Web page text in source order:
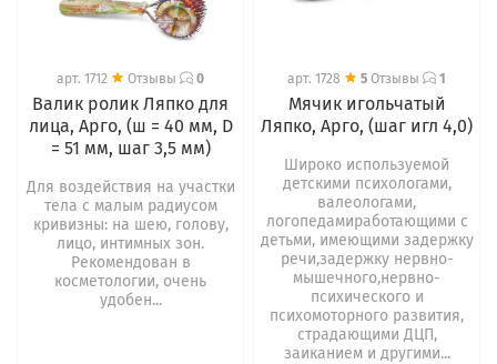
арт. 1712 Отзывы 0
Валик ролик Ляпко для
лица, Арго, (ш = 40 мм, D
= 51 мм, шаг 3,5 мм)
Для воздействия на участки
тела с малым радиусом
кривизны: на шею, голову,
лицо, интимных зон.
Рекомендован в
косметологии, очень
удобен...
арт. 1728 5 Отзывы 1
Мячик игольчатый
Ляпко, Арго, (шаг игл 4,0)
Широко используемой
детскими психологами,
валеологами,
логопедамиработающими с
детьми, имеющими задержку
речи,задержку нервно-
мышечного,нервно-
психического и
психомоторного развития,
страдающими ДЦП,
заиканием и другими...